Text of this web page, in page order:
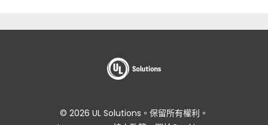
© 2026 UL Solutions。保留所有權利。